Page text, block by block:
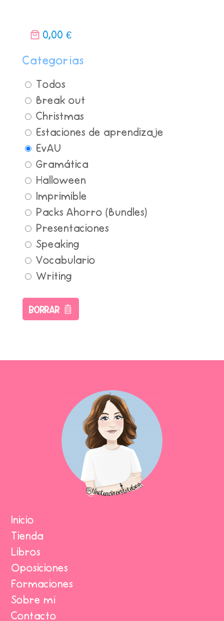
0,00 €
Categorías
Todos
Break out
Christmas
Estaciones de aprendizaje
EvAU
Gramática
Halloween
Imprimible
Packs Ahorro (Bundles)
Presentaciones
Speaking
Vocabulario
Writing
Borrar
Inicio
Tienda
Libros
Oposiciones
Formaciones
Sobre mí
Contacto